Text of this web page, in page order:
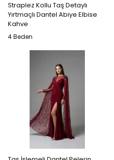
Straplez Kollu Taş Detaylı
Yırtmaçlı Dantel Abiye Elbise
Kahve
4 Beden